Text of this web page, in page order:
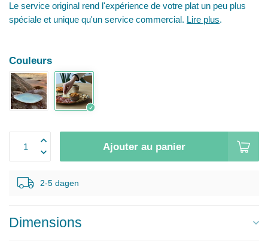
Le service original rend l'expérience de votre plat un peu plus
spéciale et unique qu'un service commercial. Lire plus.
Couleurs
Ajouter au panier
2-5 dagen
Dimensions